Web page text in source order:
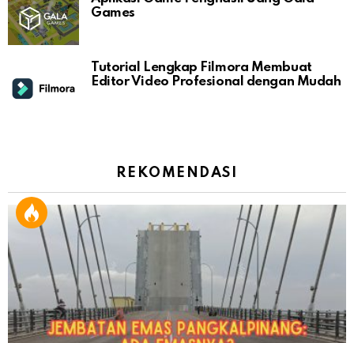
Games
Tutorial Lengkap Filmora Membuat
Editor Video Profesional dengan Mudah
REKOMENDASI